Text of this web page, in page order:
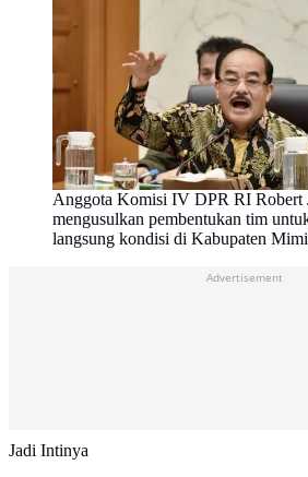
Anggota Komisi IV DPR RI Robert
mengusulkan pembentukan tim
langsung kondisi di Kabupaten
Advertisement
Jadi Intinya